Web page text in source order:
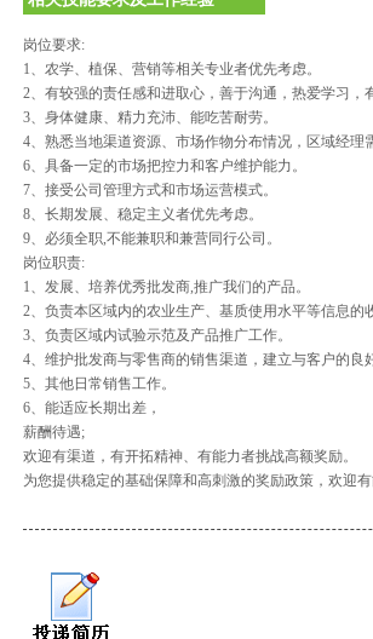
岗位要求:
1、农学、植保、营销等相关专业者优先考虑。
2、有较强的责任感和进取心，善于沟通，热爱学习
3、身体健康、精力充沛、能吃苦耐劳。
4、熟悉当地渠道资源、市场作物分布情况，区域经理
6、具备一定的市场把控力和客户维护能力。
7、接受公司管理方式和市场运营模式。
8、长期发展、稳定主义者优先考虑。
9、必须全职,不能兼职和兼营同行公司。
岗位职责:
1、发展、培养优秀批发商,推广我们的产品。
2、负责本区域内的农业生产、基质使用水平等信息
3、负责区域内试验示范及产品推广工作。
4、维护批发商与零售商的销售渠道，建立与客户的良
5、其他日常销售工作。
6、能适应长期出差，
薪酬待遇;
欢迎有渠道，有开拓精神、有能力者挑战高额奖励。
为您提供稳定的基础保障和高刺激的奖励政策，欢迎有